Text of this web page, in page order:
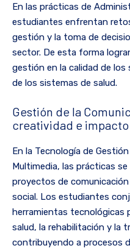
En las prácticas de
estudiantes enfrentan
gestión y la toma de
sector. De esta forma
gestión en la calidad de los
de los sistemas de salud.
Gestión de la
creatividad e
En la Tecnología de
Multimedia, las prácticas
proyectos de
social. Los estudiantes
herramientas tecnológicas
salud, la rehabilitación y la
contribuyendo a procesos